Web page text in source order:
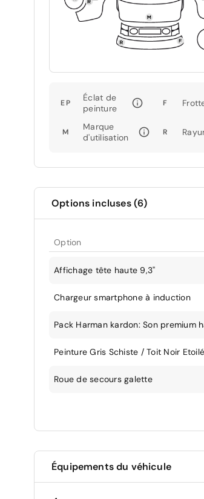
EP
Éclat de
peinture
F
M
Marque
d'utilisation
R
Options incluses (6)
Option
Affichage tête haute 9,3''
Chargeur smartphone à induction
Pack Harman kardon: Son
Peinture Gris Schiste / Toit Noir Etoilé
Roue de secours galette
Équipements du véhicule